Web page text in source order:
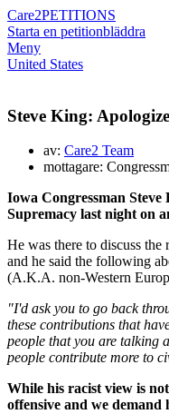
Care2PETITIONS
Starta en petitionbläddra
Meny
United States
Steve King:
av: Care2 Team
mottagare:
Iowa Congressman
Supremacy last night on
He was there to discuss
and he said the following
(A.K.A. non-Western
"I'd ask you to go back
these contributions that
people that you are talking
people contribute more to
While his racist view is
offensive and we demand